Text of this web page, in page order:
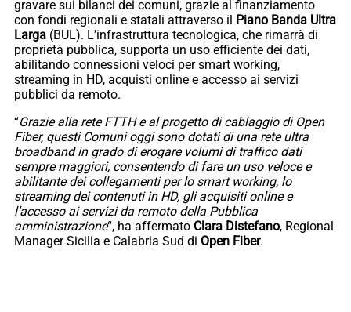
gravare sui bilanci dei comuni, grazie al finanziamento
con fondi regionali e statali attraverso il Piano Banda Ultra
Larga (BUL). L’infrastruttura tecnologica, che rimarrà di
proprietà pubblica, supporta un uso efficiente dei dati,
abilitando connessioni veloci per smart working,
streaming in HD, acquisti online e accesso ai servizi
pubblici da remoto.
“Grazie alla rete FTTH e al progetto di cablaggio di Open
Fiber, questi Comuni oggi sono dotati di una rete ultra
broadband in grado di erogare volumi di traffico dati
sempre maggiori, consentendo di fare un uso veloce e
abilitante dei collegamenti per lo smart working, lo
streaming dei contenuti in HD, gli acquisiti online e
l’accesso ai servizi da remoto della Pubblica
amministrazione“, ha affermato Clara Distefano, Regional
Manager Sicilia e Calabria Sud di Open Fiber.